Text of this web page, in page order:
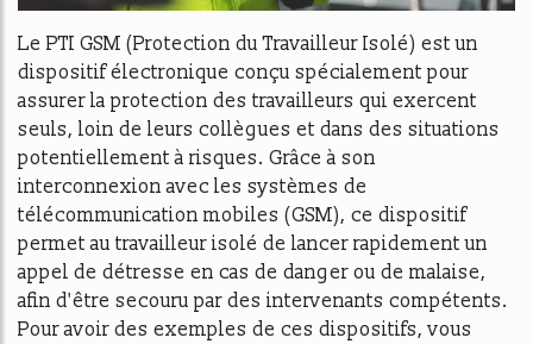
Le PTI GSM (Protection du Travailleur Isolé) est un
dispositif électronique conçu spécialement pour
assurer la protection des travailleurs qui exercent
seuls, loin de leurs collègues et dans des situations
potentiellement à risques. Grâce à son
interconnexion avec les systèmes de
télécommunication mobiles (GSM), ce dispositif
permet au travailleur isolé de lancer rapidement un
appel de détresse en cas de danger ou de malaise,
afin d'être secouru par des intervenants compétents.
Pour avoir des exemples de ces dispositifs, vous